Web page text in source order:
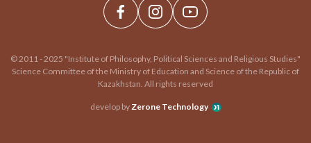
© 2011 - 2025 "Institute of Philosophy, Political Sciences and Religious Studies"
Science Committee of the Ministry of Education and Science of the Republic of
Kazakhstan. All rights reserved
develop byZerone Technology